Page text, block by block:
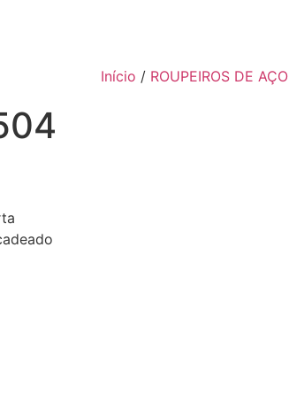
Início / ROUPEIROS DE AÇO